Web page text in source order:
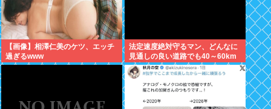
【画像】相澤仁美のケツ、エッチ
過ぎるwww
法定速度絶対守るマン、どんなに
見通しの良い道路でも40～60km
以上出さない